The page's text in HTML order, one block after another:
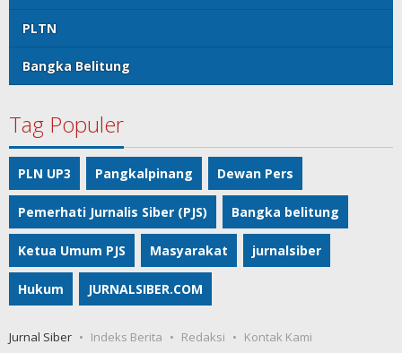
PLTN
Bangka Belitung
Tag Populer
PLN UP3 Pangkalpinang Dewan Pers
Pemerhati Jurnalis Siber (PJS) Bangka belitung
Ketua Umum PJS Masyarakat jurnalsiber
Hukum JURNALSIBER.COM
Jurnal Siber Indeks Berita Redaksi Kontak Kami